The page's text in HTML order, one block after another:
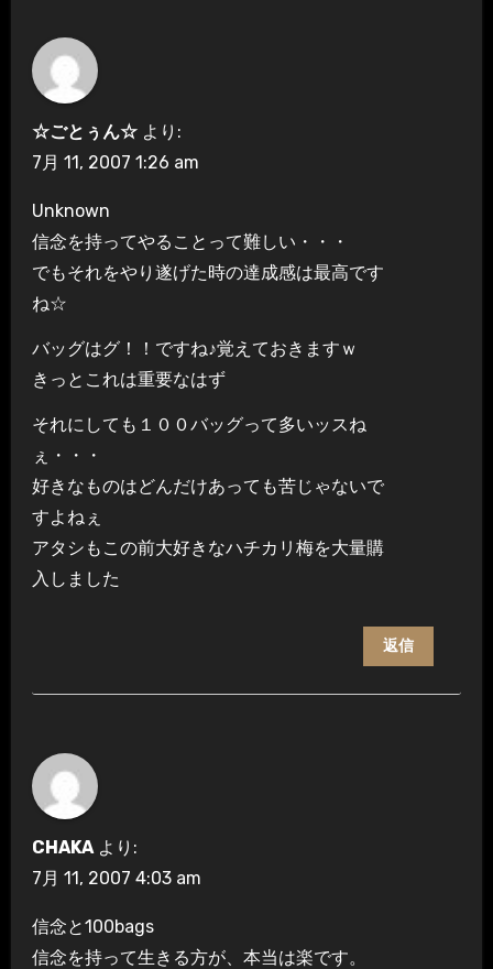
☆ごとぅん☆ より:
7月 11, 2007 1:26 am
Unknown
信念を持ってやることって難しい・・・
でもそれをやり遂げた時の達成感は最高です
ね☆
バッグはグ！！ですね♪覚えておきますｗ
きっとこれは重要なはず
それにしても１００バッグって多いッスね
ぇ・・・
好きなものはどんだけあっても苦じゃないで
すよねぇ
アタシもこの前大好きなハチカリ梅を大量購
入しました
返信
CHAKA より:
7月 11, 2007 4:03 am
信念と100bags
信念を持って生きる方が、本当は楽です。